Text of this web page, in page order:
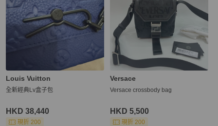
Louis Vuitton
全新經典Lv盒子包
HKD 38,440
現折 200
Versace
Versace crossbody bag
HKD 5,500
現折 200